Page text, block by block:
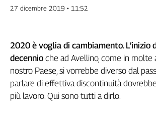
Slc
Caaf
Speciali
G8
di
27 dicembre 2019 • 11:52
2020 è voglia di cambiamento. L’inizio
decennio che ad Avellino, come in
nostro Paese, si vorrebbe diverso dal
parlare di effettiva discontinuità
più lavoro. Qui sono tutti a dirlo.